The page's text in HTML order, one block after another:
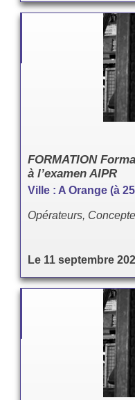
FORMATION
à l’examen AIPR
Ville : A Orange (à
Opérateurs,
Le 11 septembre